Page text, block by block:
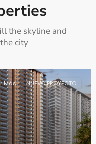
the skyline and
city
Más NUEVO PROYECTO